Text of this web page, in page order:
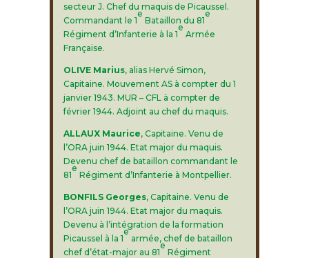
secteur J. Chef du maquis de Picaussel.
Commandant le 1
e
Bataillon du 81
e
Régiment d’Infanterie à la 1
e
Armée
Française.
OLIVE Marius, alias Hervé Simon,
Capitaine. Mouvement AS à compter du 1
janvier 1943. MUR – CFL à compter de
février 1944. Adjoint au chef du maquis.
ALLAUX Maurice, Capitaine. Venu de
l’ORA juin 1944. Etat major du maquis.
Devenu chef de bataillon commandant le
81
e
Régiment d’Infanterie à Montpellier.
BONFILS Georges, Capitaine. Venu de
l’ORA juin 1944. Etat major du maquis.
Devenu à l’intégration de la formation
Picaussel à la 1
e
armée, chef de bataillon
chef d’état-major au 81
e
Régiment